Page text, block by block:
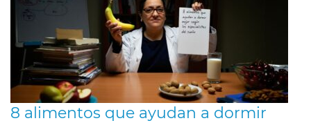
8 alimentos que ayudan a dormir